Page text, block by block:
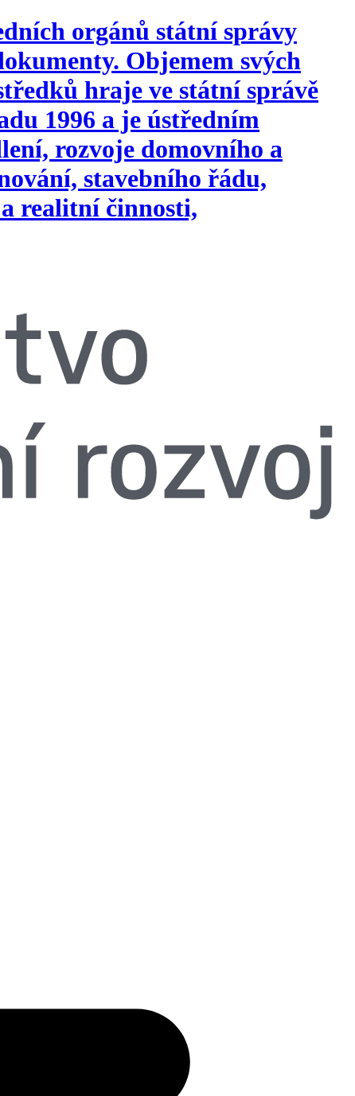
orgánů státní správy
Objemem svých
hraje ve státní správě
1996 a je ústředním
rozvoje domovního a
stavebního řádu,
realitní činnosti,